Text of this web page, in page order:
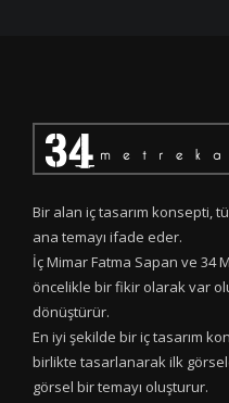
Bir alan iç tasarım konsepti,
ana temayı ifade eder.
İç Mimar Fatma Sapan ve 34
öncelikle bir fikir olarak var
dönüştürür.
En iyi şekilde bir iç tasarım
birlikte tasarlanarak ilk
görsel bir temayı oluşturur.